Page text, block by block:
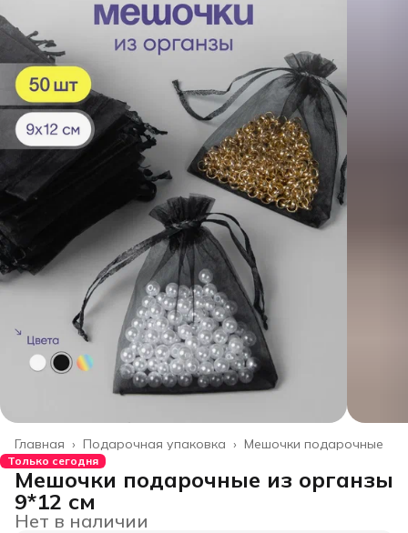
Мешочки подарочные
Подарочная упаковка ›
Главная ›
Только сегодня
Мешочки подарочные из органзы
9*12 см
Нет в наличии